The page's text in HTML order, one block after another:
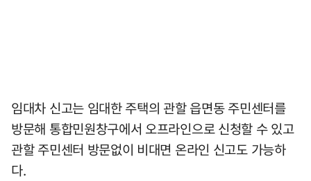
임대차 신고는 임대한 주택의 관할 읍면동 주민센터를
방문해 통합민원창구에서 오프라인으로 신청할 수 있고
관할 주민센터 방문없이 비대면 온라인 신고도 가능하
다.